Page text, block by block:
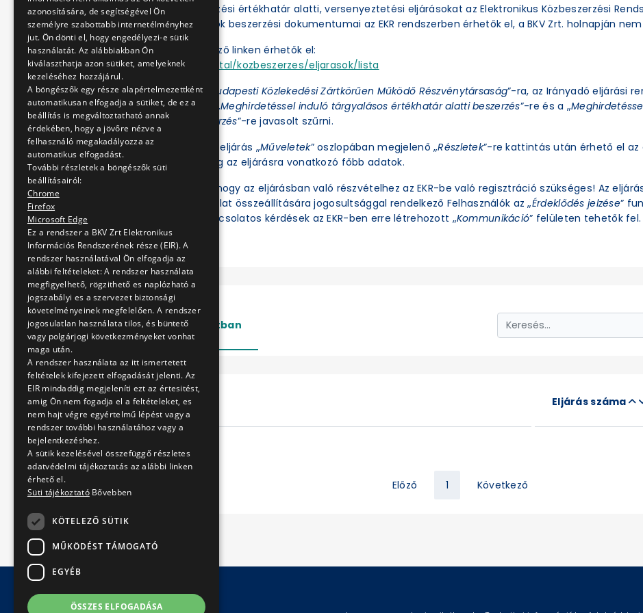
A BKV Zrt. a közbeszerzési értékhatár alatti, versenyeztetési eljárásokat az Elektronikus Közbeszerzési
folytatja le. Az eljárások beszerzési dokumentumai az EKR rendszerben érhetők el, a BKV Zrt. holnapján
Az eljárások a következő linken érhetők el:
https://ekr.gov.hu/portal/kozbeszerzes/eljarasok/lista
Az Ajánlatkérőnél a „
Budapesti Közlekedési Zártkörűen Működő Részvénytársaság”-ra, az Irányadó eljárási
az Eljárás fajtájánál a „Meghirdetéssel induló tárgyalásos értékhatár alatti beszerzés”-re és a „
értékhatár alatti beszerzés”-re javasolt szűrni.
Ezt követően az adott eljárás „Műveletek” oszlopában megjelenő „Részletek”-re kattintás után érhető el
illetve tekinthetők meg az eljárásra vonatkozó főbb adatok.
Felhívjuk a figyelmet, hogy az eljárásban való részvételhez az EKR-be való regisztráció szükséges! Az
ben regisztrált és ajánlat összeállítására jogosultsággal rendelkező Felhasználók az „Érdeklődés jelzése”
meg. Az eljárással kapcsolatos kérdések az EKR-ben erre létrehozott „Kommunikáció” felületen tehetők fel.
Lezárt Folyamatban
Cím Eljárás száma
Előző 1 Következő
azonosítására, de segítségével Ön
személyre szabottabb internetélményhez
jut. Ön dönti el, hogy engedélyezi-e sütik
használatát. Az alábbiakban Ön
kiválaszthatja azon sütiket, amelyeknek
kezeléséhez hozzájárul.
A böngészők egy része alapértelmezettként
automatikusan elfogadja a sütiket, de ez a
beállítás is megváltoztatható annak
érdekében, hogy a jövőre nézve a
felhasználó megakadályozza az
automatikus elfogadást.
További részletek a böngészők süti
beállításairól:
Chrome
Firefox
Microsoft Edge
Ez a rendszer a BKV Zrt Elektronikus
Információs Rendszerének része (EIR). A
rendszer használatával Ön elfogadja az
alábbi feltételeket: A rendszer használata
megfigyelhető, rögzithető es naplózható a
jogszabályi es a szervezet biztonsági
követelményeinek megfelelően. A rendszer
jogosulatlan használata tilos, és büntető
vagy polgárjogi következményeket vonhat
maga után.
A rendszer használata az itt ismertetett
feltételek kifejezett elfogadását jelenti. Az
EIR mindaddig megjeleníti ezt az értesitést,
amig Ön nem fogadja el a feltételeket, es
nem hajt végre egyértelmű lépést vagy a
rendszer további használatához vagy a
bejelentkezéshez.
A sütik kezelésével összefüggő részletes
adatvédelmi tájékoztatás az alábbi linken
érhető el.
Süti tájékoztató Bővebben
KÖTELEZŐ SÜTIK
MŰKÖDÉST TÁMOGATÓ
EGYÉB
ÖSSZES ELFOGADÁSA